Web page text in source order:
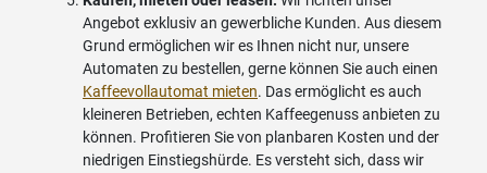
Angebot exklusiv an gewerbliche Kunden. Aus diesem
Grund ermöglichen wir es Ihnen nicht nur, unsere
Automaten zu bestellen, gerne können Sie auch einen
Kaffeevollautomat mieten. Das ermöglicht es auch
kleineren Betrieben, echten Kaffeegenuss anbieten zu
können. Profitieren Sie von planbaren Kosten und der
niedrigen Einstiegshürde. Es versteht sich, dass wir